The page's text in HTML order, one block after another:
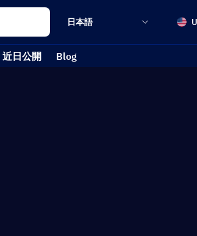
日本語
近日公開 Blog